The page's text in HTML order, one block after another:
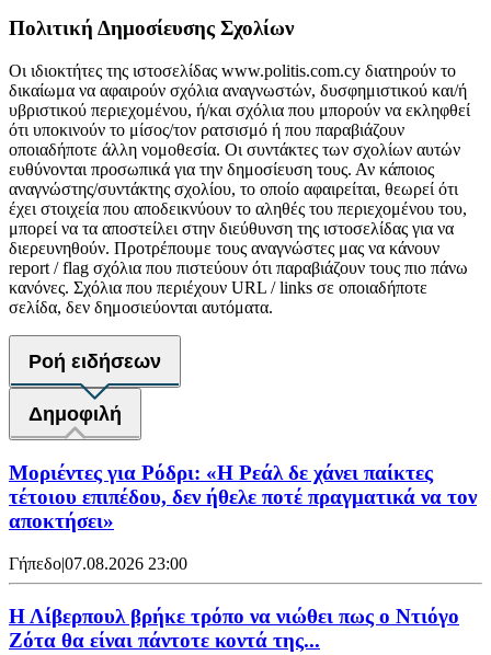
Πολιτική Δημοσίευσης Σχολίων
Οι ιδιοκτήτες της ιστοσελίδας www.politis.com.cy διατηρούν το
δικαίωμα να αφαιρούν σχόλια αναγνωστών, δυσφημιστικού και/ή
υβριστικού περιεχομένου, ή/και σχόλια που μπορούν να εκληφθεί
ότι υποκινούν το μίσος/τον ρατσισμό ή που παραβιάζουν
οποιαδήποτε άλλη νομοθεσία. Οι συντάκτες των σχολίων αυτών
ευθύνονται προσωπικά για την δημοσίευση τους. Αν κάποιος
αναγνώστης/συντάκτης σχολίου, το οποίο αφαιρείται, θεωρεί ότι
έχει στοιχεία που αποδεικνύουν το αληθές του περιεχομένου του,
μπορεί να τα αποστείλει στην διεύθυνση της ιστοσελίδας για να
διερευνηθούν. Προτρέπουμε τους αναγνώστες μας να κάνουν
report / flag σχόλια που πιστεύουν ότι παραβιάζουν τους πιο πάνω
κανόνες. Σχόλια που περιέχουν URL / links σε οποιαδήποτε
σελίδα, δεν δημοσιεύονται αυτόματα.
Ροή ειδήσεων
Δημοφιλή
Μοριέντες για Ρόδρι: «Η Ρεάλ δε χάνει παίκτες
τέτοιου επιπέδου, δεν ήθελε ποτέ πραγματικά να τον
αποκτήσει»
Γήπεδο|07.08.2026 23:00
Η Λίβερπουλ βρήκε τρόπο να νιώθει πως ο Ντιόγο
Ζότα θα είναι πάντοτε κοντά της...